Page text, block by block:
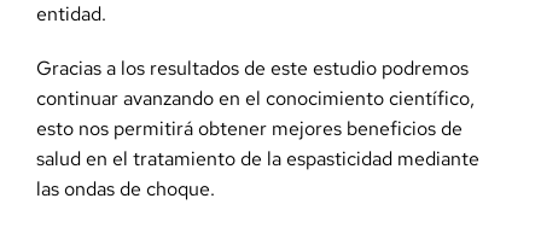
entidad.
Gracias a los resultados de este estudio podremos
continuar avanzando en el conocimiento científico,
esto nos permitirá obtener mejores beneficios de
salud en el tratamiento de la espasticidad mediante
las ondas de choque.